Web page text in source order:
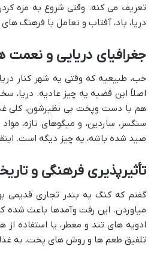
تعریف می کنه. وقتی شروع به مزه
دریا، باد، آفتاب و تعامل با فرهنگ
جغرافیای دریایی و نعمت
خب، طبیعیه که وقتی یه شهر کنار
اصلاً این قضیه یه چیز عادیه. دریا،
هم با دست وپخت بی نظیرشون، کلی
سنگسر، ساردین، و میگوهای تازه،
صید شده باشه، یه چیز دیگه است.
تأثیرپذیری فرهنگی و
گفتم که کنگ یه بندر تجاری قدیمی
میاوردن. این رفت وآمدها باعث شده
ادویه های تند و معطر، یا استفاده
تلفیق طعم ها و روش های پخت، به